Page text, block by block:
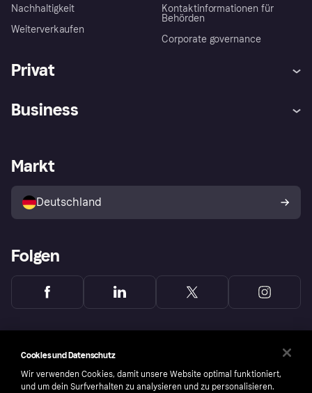
Nachhaltigkeit
Weiterverkaufen
Kontaktinformationen für
Behörden
Corporate governance
Privat
Klarna App
Shops entdecken
Käuferschutzrichtlinie
Dein Widerrufsrecht
Business
Händlerportal
Markt
Deutschland
Folgen
Cookies und Datenschutz
Wir verwenden Cookies, damit unsere Website optimal funktioniert,
und um dein Surfverhalten zu analysieren und zu personalisieren.